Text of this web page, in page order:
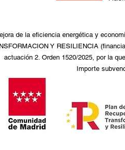
de la eficiencia energética y
Y RESILIENCIA
actuación 2. Orden 1520/2025, por la
Importe